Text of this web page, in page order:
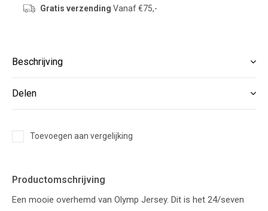
Gratis verzending Vanaf €75,-
Beschrijving
Delen
Toevoegen aan vergelijking
Productomschrijving
Een mooie overhemd van Olymp Jersey. Dit is het 24/seven